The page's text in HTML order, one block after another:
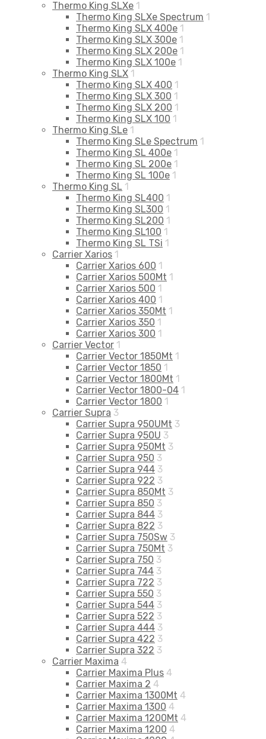
Thermo King SLXe 1
Thermo King SLXe Spectrum 1
Thermo King SLX 400e 1
Thermo King SLX 300e 1
Thermo King SLX 200e 1
Thermo King SLX 100e 1
Thermo King SLX 1
Thermo King SLX 400 1
Thermo King SLX 300 1
Thermo King SLX 200 1
Thermo King SLX 100 1
Thermo King SLe 1
Thermo King SLe Spectrum 1
Thermo King SL 400e 1
Thermo King SL 200e 1
Thermo King SL 100e 1
Thermo King SL 1
Thermo King SL400 1
Thermo King SL300 1
Thermo King SL200 1
Thermo King SL100 1
Thermo King SL TSi 1
Carrier Xarios 1
Carrier Xarios 600 1
Carrier Xarios 500Mt 1
Carrier Xarios 500 1
Carrier Xarios 400 1
Carrier Xarios 350Mt 1
Carrier Xarios 350 1
Carrier Xarios 300 1
Carrier Vector 1
Carrier Vector 1850Mt 1
Carrier Vector 1850 1
Carrier Vector 1800Mt 1
Carrier Vector 1800-04 1
Carrier Vector 1800 1
Carrier Supra 3
Carrier Supra 950UMt 3
Carrier Supra 950U 3
Carrier Supra 950Mt 3
Carrier Supra 950 3
Carrier Supra 944 3
Carrier Supra 922 3
Carrier Supra 850Mt 3
Carrier Supra 850 3
Carrier Supra 844 3
Carrier Supra 822 3
Carrier Supra 750Sw 3
Carrier Supra 750Mt 3
Carrier Supra 750 3
Carrier Supra 744 3
Carrier Supra 722 3
Carrier Supra 550 3
Carrier Supra 544 3
Carrier Supra 522 3
Carrier Supra 444 3
Carrier Supra 422 3
Carrier Supra 322 3
Carrier Maxima 4
Carrier Maxima Plus 4
Carrier Maxima 2 4
Carrier Maxima 1300Mt 4
Carrier Maxima 1300 4
Carrier Maxima 1200Mt 4
Carrier Maxima 1200 4